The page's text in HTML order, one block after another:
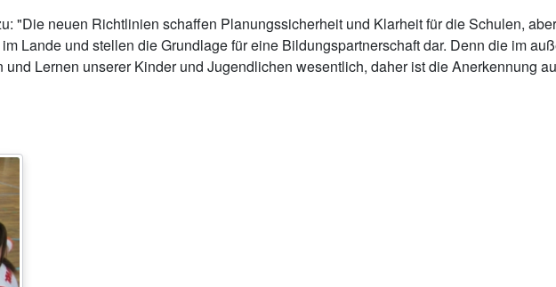
"Die neuen Richtlinien schaffen Planungssicherheit und Klarheit für die Schulen,
Lande und stellen die Grundlage für eine Bildungspartnerschaft dar. Denn die im
Lernen unserer Kinder und Jugendlichen wesentlich, daher ist die Anerkennung